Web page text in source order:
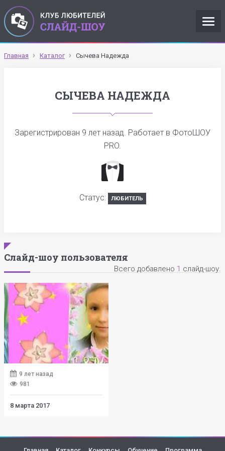
Главная Каталог Сычева Надежда
СЫЧЕВА НАДЕЖДА
Зарегистрирован 9 лет назад. Работает в ФотоШОУ
PRO.
Статус: ЛЮБИТЕЛЬ
Слайд-шоу пользователя
Всего добавлено 1 слайд-шоу.
9 лет назад
981
8 марта 2017